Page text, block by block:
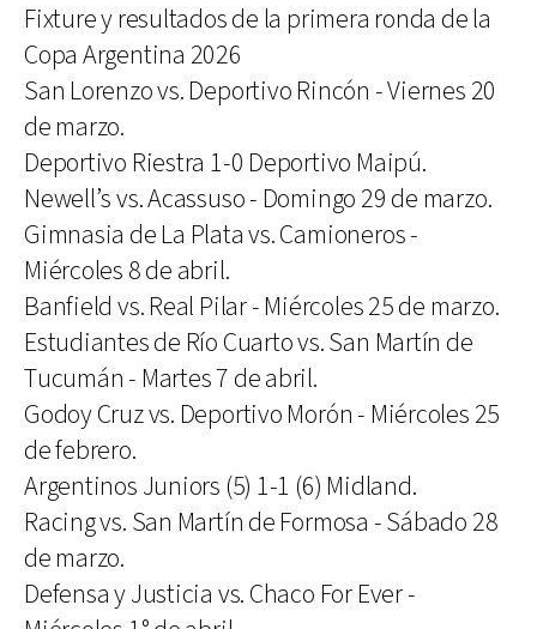
Fixture y resultados de la primera ronda de la
Copa Argentina 2026
San Lorenzo vs. Deportivo Rincón - Viernes 20
de marzo.
Deportivo Riestra 1-0 Deportivo Maipú.
Newell’s vs. Acassuso - Domingo 29 de marzo.
Gimnasia de La Plata vs. Camioneros -
Miércoles 8 de abril.
Banfield vs. Real Pilar - Miércoles 25 de marzo.
Estudiantes de Río Cuarto vs. San Martín de
Tucumán - Martes 7 de abril.
Godoy Cruz vs. Deportivo Morón - Miércoles 25
de febrero.
Argentinos Juniors (5) 1-1 (6) Midland.
Racing vs. San Martín de Formosa - Sábado 28
de marzo.
Defensa y Justicia vs. Chaco For Ever -